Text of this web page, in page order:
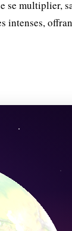
se multiplier,
intenses,